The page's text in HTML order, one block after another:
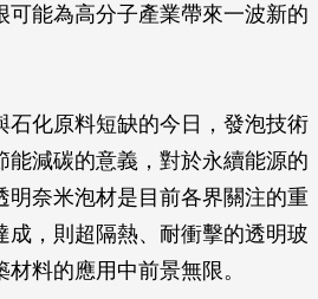
可能為高分子產業帶來一波新的
石化原料短缺的今日，發泡技術
能減碳的意義，對於永續能源的
明奈米泡材是目前各界關注的重
成，則超隔熱、耐衝擊的透明玻
料的應用中前景無限。